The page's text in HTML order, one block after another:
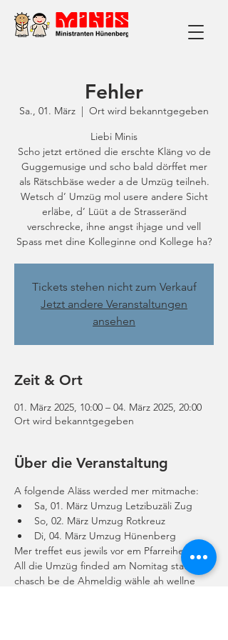
Fehler
Sa., 01. März
  |
Ort wird bekanntgegeben
Liebi Minis
Scho jetzt ertöned die erschte Kläng vo de
Guggemusige und scho bald dörffet mer
als Rätschbäse weder a de Umzüg teilneh.
Wetsch d’ Umzüg mol usere andere Sicht
erläbe, d’ Lüüt a de Strasseränd
verschrecke, ihne angst ihjage und vell
Spass met dine Kolleginne ond Kollege ha?
Tickets stehen nicht zum Verkauf
Jetzt andere Veranstaltungen
ansehen
Zeit & Ort
01. März 2025, 10:00 – 04. März 2025, 20:00
Ort wird bekanntgegeben
Über die Veranstaltung
A folgende Aläss werded mer mitmache:
Sa, 01. März Umzug Letzibuzäli Zug
So, 02. März Umzug Rotkreuz
Di, 04. März Umzug Hünenberg
Mer treffet eus jewils vor em Pfarreiheim.
All die Umzüg finded am Nomitag statt. Du
chasch be de Ahmeldig wähle ah wellne